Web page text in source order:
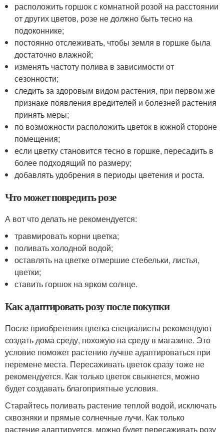
расположить горшок с комнатной розой на расстоянии
от других цветов, розе не должно быть тесно на
подоконнике;
постоянно отслеживать, чтобы земля в горшке была
достаточно влажной;
изменять частоту полива в зависимости от
сезонности;
следить за здоровым видом растения, при первом же
признаке появления вредителей и болезней растения
принять меры;
по возможности расположить цветок в южной стороне
помещения;
если цветку становится тесно в горшке, пересадить в
более подходящий по размеру;
добавлять удобрения в периоды цветения и роста.
Что может повредить розе
А вот что делать не рекомендуется:
травмировать корни цветка;
поливать холодной водой;
оставлять на цветке отмершие стебельки, листья,
цветки;
ставить горшок на ярком солнце.
Как адаптировать розу после покупки
После приобретения цветка специалисты рекомендуют
создать дома среду, похожую на среду в магазине. Это
условие поможет растению лучше адаптироваться при
перемене места. Пересаживать цветок сразу тоже не
рекомендуется. Как только цветок свыкнется, можно
будет создавать благоприятные условия.
Старайтесь поливать растение теплой водой, исключать
сквозняки и прямые солнечные лучи. Как только
растение адаптируется, можно будет пересаживать розу